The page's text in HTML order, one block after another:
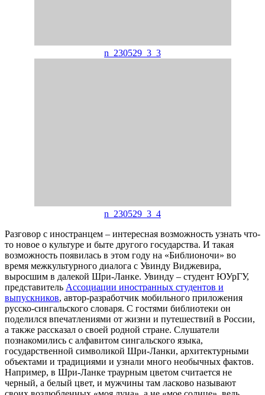
n_230529_3_3
n_230529_3_4
Разговор с иностранцем – интересная возможность узнать что-
то новое о культуре и быте другого государства. И такая
возможность появилась в этом году на «Библионочи» во
время межкультурного диалога с Увинду Виджевира,
выросшим в далекой Шри-Ланке. Увинду – студент ЮУрГУ,
представитель Ассоциации иностранных студентов и
выпускников, автор-разработчик мобильного приложения
русско-сингальского словаря. С гостями библиотеки он
поделился впечатлениями от жизни и путешествий в России,
а также рассказал о своей родной стране. Слушатели
познакомились с алфавитом сингальского языка,
государственной символикой Шри-Ланки, архитектурными
объектами и традициями и узнали много необычных фактов.
Например, в Шри-Ланке траурным цветом считается не
черный, а белый цвет, и мужчины там ласково называют